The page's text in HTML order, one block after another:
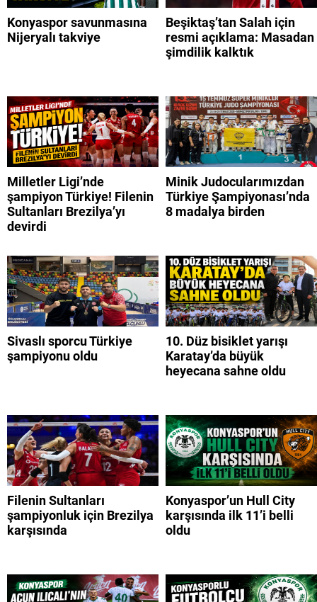
Konyaspor savunmasına
Nijeryalı takviye
Beşiktaş’tan Salah için
resmi açıklama: Masadan
şimdilik kalktık
Milletler Ligi’nde
şampiyon Türkiye! Filenin
Sultanları Brezilya’yı
devirdi
Minik Judocularımızdan
Türkiye Şampiyonası’nda
8 madalya birden
Sivaslı sporcu Türkiye
şampiyonu oldu
10. Düz bisiklet yarışı
Karatay’da büyük
heyecana sahne oldu
Filenin Sultanları
şampiyonluk için Brezilya
karşısında
Konyaspor’un Hull City
karşısında ilk 11’i belli
oldu